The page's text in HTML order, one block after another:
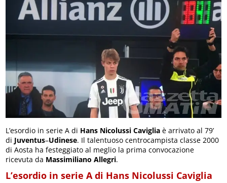
L’esordio in serie A di Hans Nicolussi Caviglia è arrivato al 79’
di Juventus–Udinese. Il talentuoso centrocampista classe 2000
di Aosta ha festeggiato al meglio la prima convocazione
ricevuta da Massimiliano Allegri.
L’esordio in serie A di Hans Nicolussi Caviglia